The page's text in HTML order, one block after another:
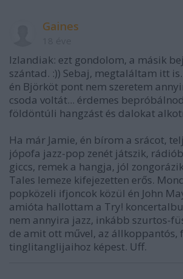
Gaines
Izlandiak: ezt gondolom, a másik
szántad. :)) Sebaj, megtaláltam itt
én Björköt pont nem szeretem
csoda voltát... érdemes
földöntúli hangzást és dalokat
Ha már Jamie, én bírom a srácot,
jópofa jazz-pop zenét játszik,
giccs, remek a hangja, jól
Tales lemeze kifejezetten erős.
popközeli ifjoncok közül én John
amióta hallottam a Try!
nem annyira jazz, inkább szurtos-
de amit ott művel, az állkoppantós,
tinglitanglijaihoz képest. Uff.